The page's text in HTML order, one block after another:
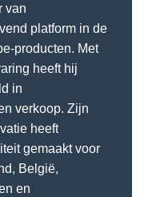
van
platform in de
producten. Met
heeft hij
in
verkoop. Zijn
heeft
gemaakt voor
België,
en